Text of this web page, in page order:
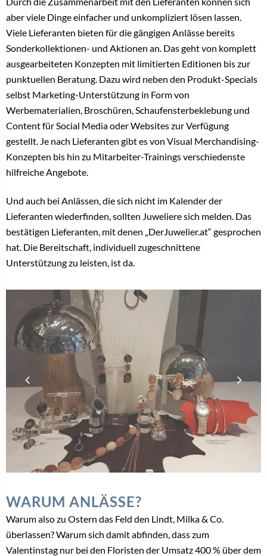
aber viele Dinge einfacher und unkompliziert lösen lassen.
Viele Lieferanten bieten für die gängigen Anlässe bereits
Sonderkollektionen- und Aktionen an. Das geht von komplett
ausgearbeiteten Konzepten mit limitierten Editionen bis zur
punktuellen Beratung. Dazu wird neben den Produkt-Specials
selbst Marketing-Unterstützung in Form von
Werbematerialien, Broschüren, Schaufensterbeklebung und
Content für Social Media oder Websites zur Verfügung
gestellt. Je nach Lieferanten gibt es von Visual Merchandising-
Konzepten bis hin zu Mitarbeiter-Trainings verschiedenste
hilfreiche Angebote.
Und auch bei Anlässen, die sich nicht im Kalender der
Lieferanten wiederfinden, sollten Juweliere sich melden. Das
bestätigen Lieferanten, mit denen „DerJuwelier.at“ gesprochen
hat. Die Bereitschaft, individuell zugeschnittene
Unterstützung zu leisten, ist da.
WARUM ANLÄSSE?
Warum also zu Ostern das Feld den Lindt, Milka & Co.
überlassen? Warum sich damit abfinden, dass zum
Valentinstag nur bei den Floristen der Umsatz 400 % über dem